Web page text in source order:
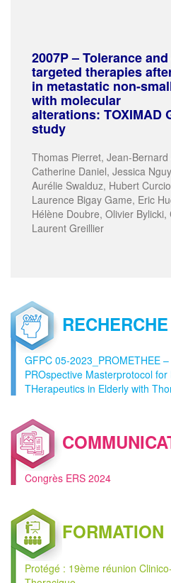
2007P – Tolerance
targeted therapies
in metastatic non-
with molecular
alterations: TOXIMAD
study
Thomas Pierret, Jean-
Catherine Daniel, Jessica
Aurélie Swalduz, Hubert
Laurence Bigay Game, Eric
Hélène Doubre, Olivier
Laurent Greillier
RECHERCHE
GFPC 05-2023_PROMETHEE
PROspective Masterprotocol
THerapeutics in Elderly with
Congrès ERS 2024
FORMATION
Protégé : 19ème réunion